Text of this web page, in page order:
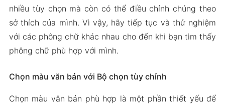
nhiều tùy chọn mà còn có thể điều chỉnh chúng theo
sở thích của mình. Vì vậy, hãy tiếp tục và thử nghiệm
với các phông chữ khác nhau cho đến khi bạn tìm thấy
phông chữ phù hợp với mình.
Chọn màu văn bản với Bộ chọn tùy chỉnh
Chọn màu văn bản phù hợp là một phần thiết yếu để